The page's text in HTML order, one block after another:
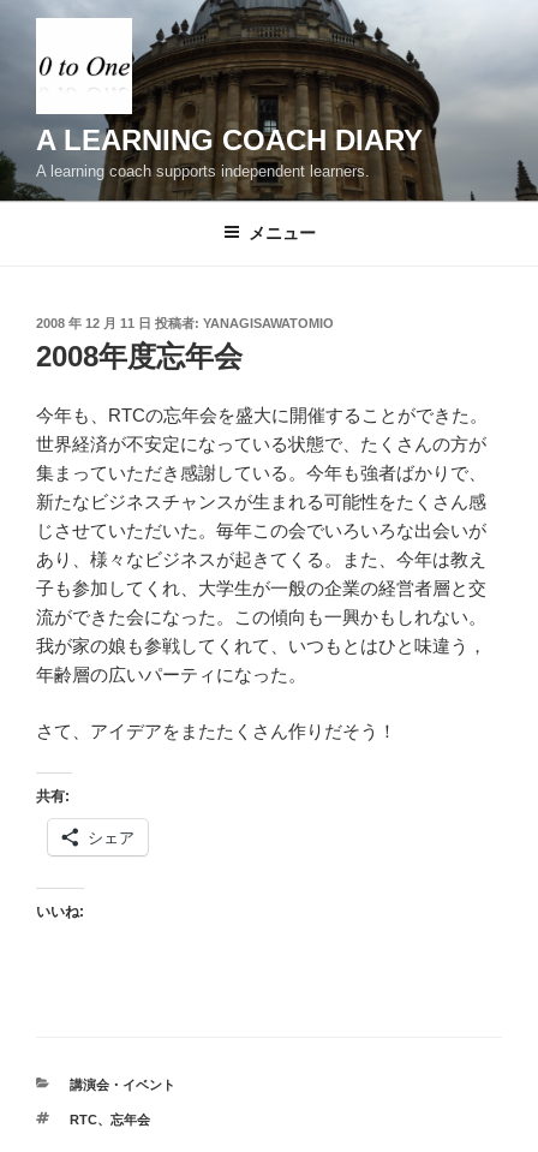
へ
ス
A LEARNING COACH DIARY
A learning coach supports independent learners.
メニュー
投
稿
日:
2008 年 12 月 11 日 投稿者: YANAGISAWATOMIO
2008年度忘年会
今年も、RTCの忘年会を盛大に開催することができた。
世界経済が不安定になっている状態で、たくさんの方が
集まっていただき感謝している。今年も強者ばかりで、
新たなビジネスチャンスが生まれる可能性をたくさん感
じさせていただいた。毎年この会でいろいろな出会いが
あり、様々なビジネスが起きてくる。また、今年は教え
子も参加してくれ、大学生が一般の企業の経営者層と交
流ができた会になった。この傾向も一興かもしれない。
我が家の娘も参戦してくれて、いつもとはひと味違う，
年齢層の広いパーティになった。
さて、アイデアをまたたくさん作りだそう！
共有:
シェア
いいね:
カ
ゴ
講演会・イベント
タ
RTC、 忘年会